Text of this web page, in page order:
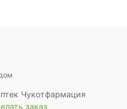
Чукотфармация
заказ